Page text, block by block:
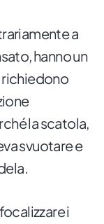
a
hanno un
la scatola,
svuotare e
i